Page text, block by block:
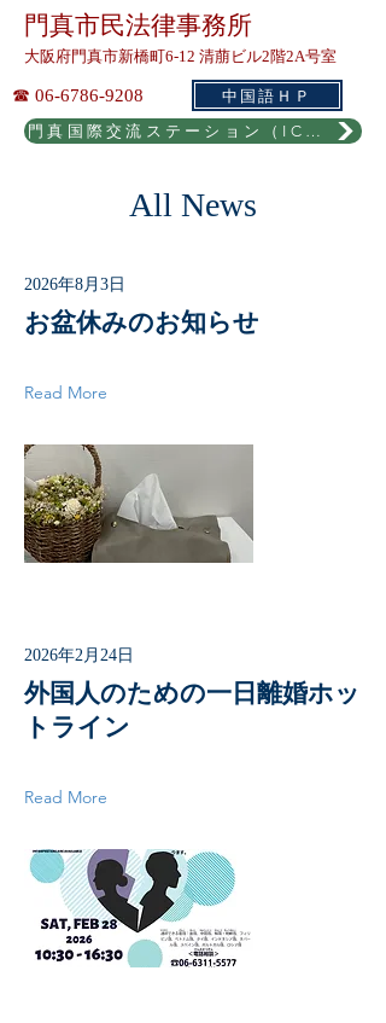
門真市民法律事務所
大阪府門真市新橋町6-12 清萠ビル2階2A号室
中国語ＨＰ
☎ 06-6786-9208
門真国際交流ステーション（ICEK）
All News
2026年8月3日
お盆休みのお知らせ
Read More
2026年2月24日
外国人のための一日離婚ホッ
トライン
Read More